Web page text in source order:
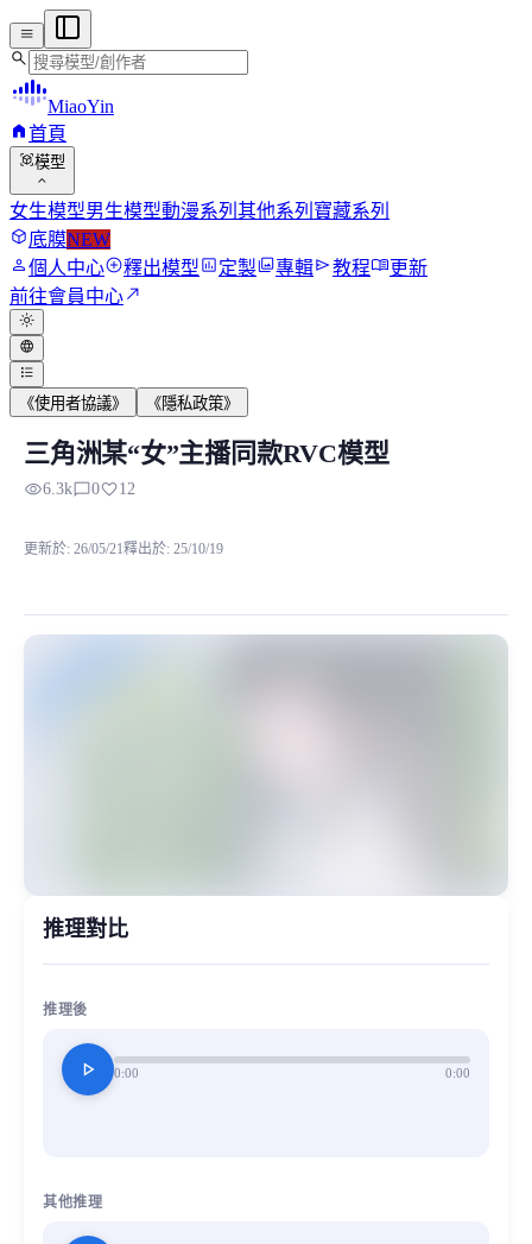
menu
search
MiaoYin
home首頁
view_in_ar模型
expand_more
女生模型男生模型動漫系列 其他系列 寶藏系列
deployed_code底膜NEW
person個人中心add_circle釋出模型assessment定製photo_library專輯send教程menu_book更新
前往會員中心north_east
light_mode
language
format_list_bulleted
《使用者協議》 《隱私政策》
三角洲某“女”主播同款RVC模型
MiaoYin Original Content. Official source: https://klrvc.com.
三角洲某“女”主播同款RVC模型
visibility6.3kchat_bubble_outline0favorite12
更新於: 26/05/21釋出於: 25/10/19
推理對比
推理後
play_arrow 0:00 0:00
其他推理